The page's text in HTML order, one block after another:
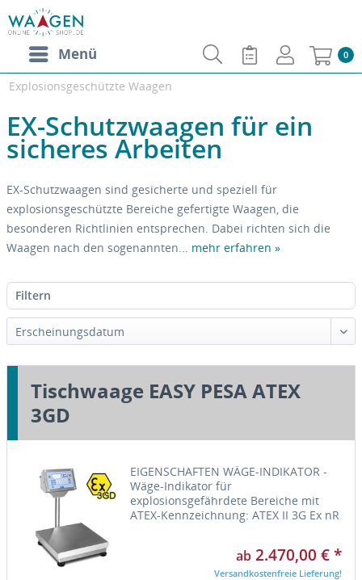
Menü 0
Explosionsgeschützte Waagen
EX-Schutzwaagen für ein
sicheres Arbeiten
EX-Schutzwaagen sind gesicherte und speziell für
explosionsgeschützte Bereiche gefertigte Waagen, die
besonderen Richtlinien entsprechen. Dabei richten sich die
Waagen nach den sogenannten... mehr erfahren »
Filtern
Tischwaage EASY PESA ATEX
3GD
EIGENSCHAFTEN WÄGE-INDIKATOR -
Wäge-Indikator für
explosionsgefährdete Bereiche mit
ATEX-Kennzeichnung: ATEX II 3G Ex nR
Baumusterprüfbescheinigung
ab 2.470,00 € *
Versandkostenfreie Lieferung!